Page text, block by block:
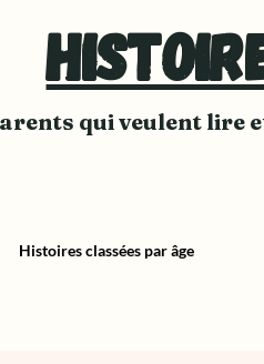
qui veulent lire
Histoires classées par âge